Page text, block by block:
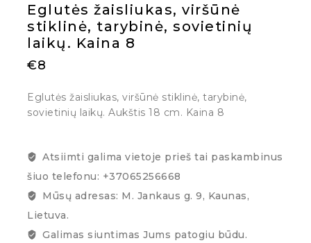
Eglutės žaisliukas, viršūnė
stiklinė, tarybinė, sovietinių
laikų. Kaina 8
€8
Eglutės žaisliukas, viršūnė stiklinė, tarybinė,
sovietinių laikų. Aukštis 18 cm. Kaina 8
Atsiimti galima vietoje prieš tai paskambinus
šiuo telefonu: +37065256668
Mūsų adresas: M. Jankaus g. 9, Kaunas,
Lietuva.
Galimas siuntimas Jums patogiu būdu.